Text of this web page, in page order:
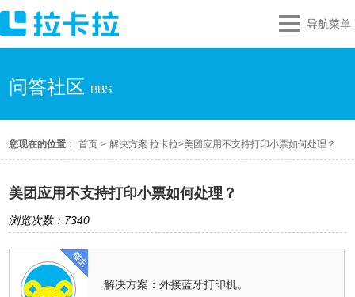
导航菜单
问答社区 BBS
您现在的位置： 首页 > 解决方案 拉卡拉>美团应用不支持打印小票如何处理？
美团应用不支持打印小票如何处理？
浏览次数：7340
解决方案：外接蓝牙打印机。